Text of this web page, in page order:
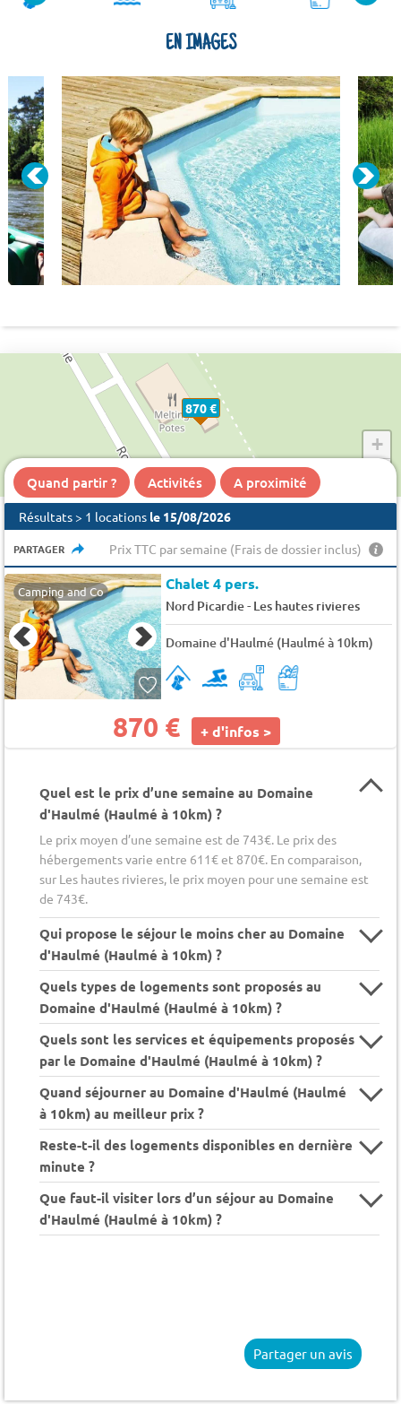
EN IMAGES
870 €
+
Quand partir ? Activités A proximité
Résultats > 1 locations le 15/08/2026
PARTAGER Prix TTC par semaine (Frais de dossier inclus)
Camping and Co Chalet 4 pers.
Nord Picardie- Les hautes rivieres
Domaine d'Haulmé (Haulmé à 10km)
870 € + d'infos >
Quel est le prix d’une semaine au Domaine
d'Haulmé (Haulmé à 10km) ?
Le prix moyen d’une semaine est de 743€. Le prix des
hébergements varie entre 611€ et 870€. En comparaison,
sur Les hautes rivieres, le prix moyen pour une semaine est
de 743€.
Qui propose le séjour le moins cher au Domaine
d'Haulmé (Haulmé à 10km) ?
Quels types de logements sont proposés au
Domaine d'Haulmé (Haulmé à 10km) ?
Quels sont les services et équipements proposés
par le Domaine d'Haulmé (Haulmé à 10km) ?
Quand séjourner au Domaine d'Haulmé (Haulmé
à 10km) au meilleur prix ?
Reste-t-il des logements disponibles en dernière
minute ?
Que faut-il visiter lors d’un séjour au Domaine
d'Haulmé (Haulmé à 10km) ?
Partager un avis